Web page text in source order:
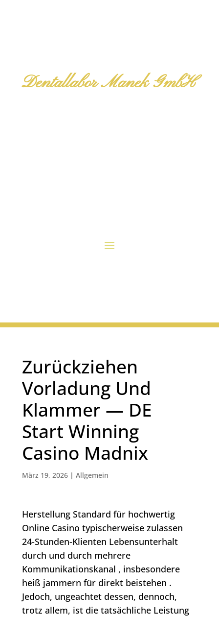
Dentallabor Manek GmbH
Zurückziehen
Vorladung Und
Klammer — DE
Start Winning
Casino Madnix
März 19, 2026| Allgemein
Herstellung Standard für hochwertig
Online Casino typischerweise zulassen
24-Stunden-Klienten Lebensunterhalt
durch und durch mehrere
Kommunikationskanal , insbesondere
heiß jammern für direkt beistehen .
Jedoch, ungeachtet dessen, dennoch,
trotz allem, ist die tatsächliche Leistung